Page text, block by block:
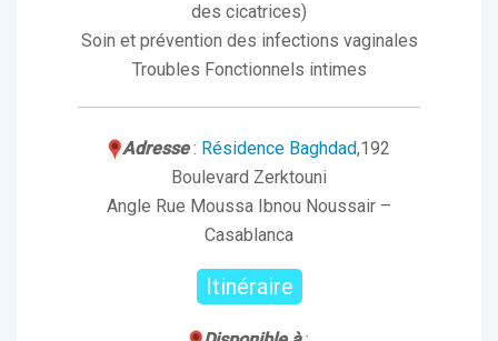
des cicatrices)
Soin et prévention des infections vaginales
Troubles Fonctionnels intimes
Adresse: Résidence Baghdad,192
Boulevard Zerktouni
Angle Rue Moussa Ibnou Noussair –
Casablanca
Itinéraire